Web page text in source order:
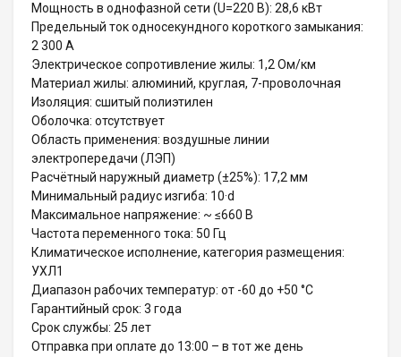
Мощность в однофазной сети (U=220 В): 28,6 кВт
Предельный ток односекундного короткого замыкания:
2 300 А
Электрическое сопротивление жилы: 1,2 Ом/км
Материал жилы: алюминий, круглая, 7-проволочная
Изоляция: сшитый полиэтилен
Оболочка: отсутствует
Область применения: воздушные линии
электропередачи (ЛЭП)
Расчётный наружный диаметр (±25%): 17,2 мм
Минимальный радиус изгиба: 10·d
Максимальное напряжение: ~ ≤660 В
Частота переменного тока: 50 Гц
Климатическое исполнение, категория размещения:
УХЛ1
Диапазон рабочих температур: от -60 до +50 °С
Гарантийный срок: 3 года
Срок службы: 25 лет
Отправка при оплате до 13:00 – в тот же день